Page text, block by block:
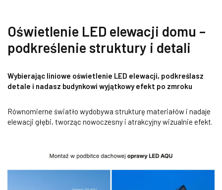
Oświetlenie LED elewacji domu –
podkreślenie struktury i detali
Wybierając liniowe oświetlenie LED elewacji, podkreślasz
detale i nadasz budynkowi wyjątkowy efekt po zmroku
Równomierne światło wydobywa strukturę materiałów i nadaje
elewacji głębi, tworząc nowoczesny i atrakcyjny wizualnie efekt.